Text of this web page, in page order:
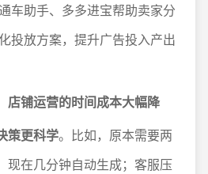
车助手、多多进宝帮助卖家分
投放方案，提升广告投入产出
店铺运营的时间成本大幅降
策更科学。比如，原本需要两
现在几分钟自动生成；客服压